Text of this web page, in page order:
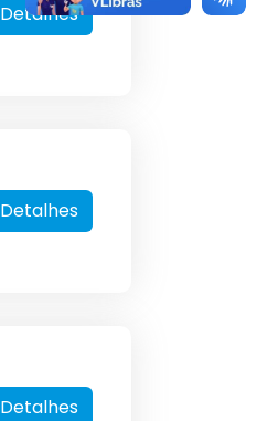
Detalhes
Detalhes
Detalhes